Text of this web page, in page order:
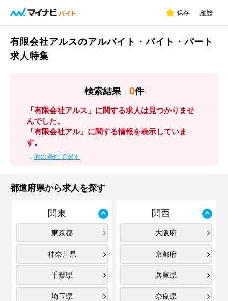
保存 履歴
有限会社アルスのアルバイト・バイト・パート
求人特集
検索結果 0件
「有限会社アルス」に関する求人は見つかりませ
んでした。
「有限会社アル」に関する情報を表示していま
す。
→他の条件で探す
都道府県から求人を探す
関東
東京都
神奈川県
千葉県
埼玉県
関西
大阪府
京都府
兵庫県
奈良県